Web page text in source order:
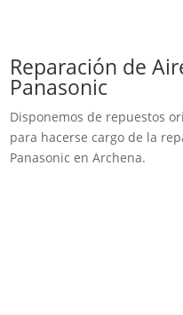
Reparación de
Panasonic
Disponemos de repuestos
para hacerse cargo de la
Panasonic en Archena.